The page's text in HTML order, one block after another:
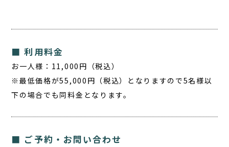
■ 利用料金
お一人様： 11,000円（税込）
※最低価格が55,000円（税込）となりますので5名様以
下の場合でも同料金となります。
■ ご予約・お問い合わせ